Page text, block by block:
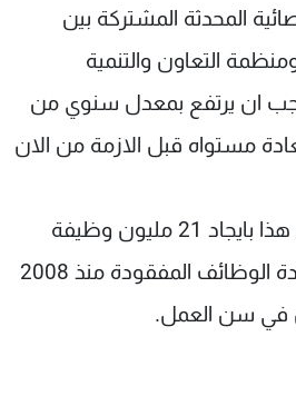
المحدثة المشتركة بين
التعاون والتنمية
يجب ان يرتفع بمعدل سنوي من
مستواه قبل الازمة من الان
وسيسمح معدل النمو هذا بايجاد 21 مليون وظيفة
اضافية سنويا وباستعادة الوظائف المفقودة منذ 2008
في سن العمل.
تواصل معنا
شروط الإسـتخدام
سياسة الخصوصية